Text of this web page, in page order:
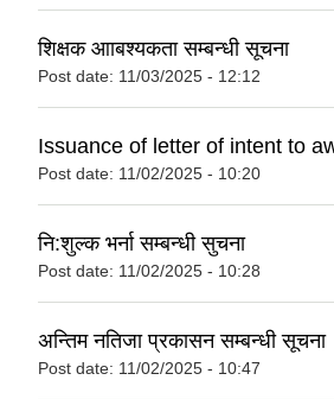
शिक्षक आाबश्यकता सम्बन्धी सूचना
Post date: 11/03/2025 - 12:12
Issuance of letter of intent to
Post date: 11/02/2025 - 10:20
नि:शुल्क भर्ना सम्बन्धी सुचना
Post date: 11/02/2025 - 10:28
अन्तिम नतिजा प्रकासन सम्बन्धी सूचना
Post date: 11/02/2025 - 10:47